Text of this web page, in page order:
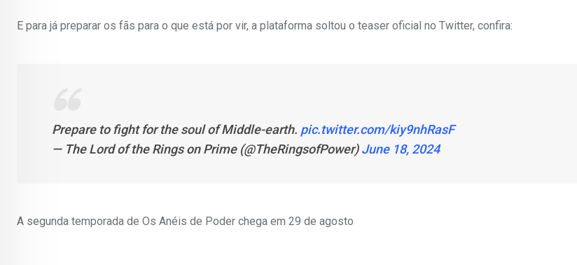
E para já preparar os fãs para o que está por vir, a plataforma soltou o teaser oficial no Twitter, confira:
Prepare to fight for the soul of Middle-earth. pic.twitter.com/kiy9nhRasF
— The Lord of the Rings on Prime (@TheRingsofPower)June 18, 2024
A segunda temporada de Os Anéis de Poder chega em 29 de agosto